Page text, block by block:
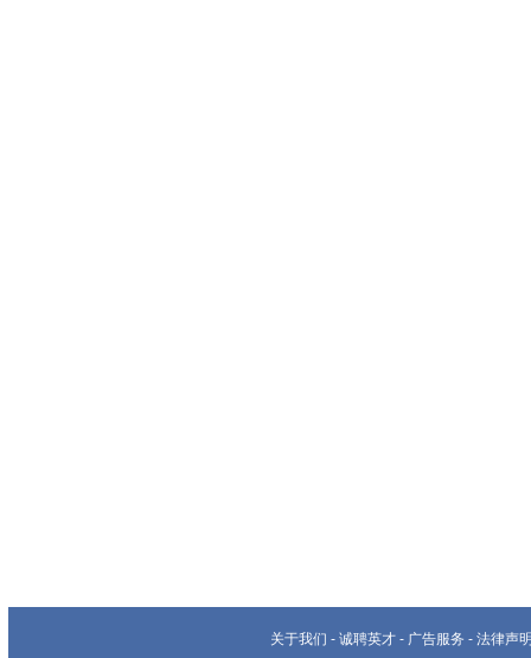
关于我们 - 诚聘英才 - 广告服务 - 法律声